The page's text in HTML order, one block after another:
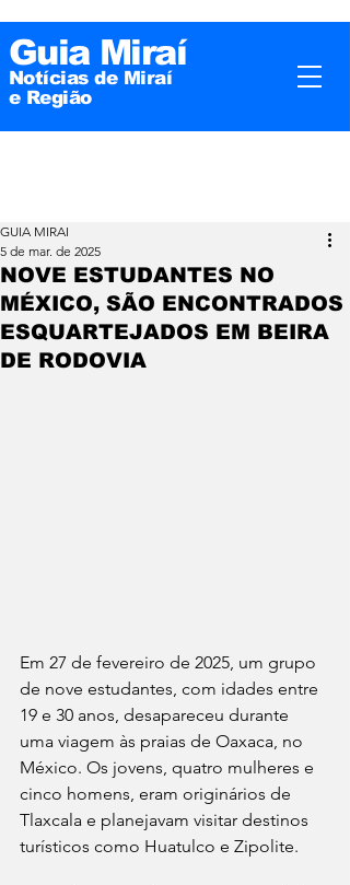
Guia Miraí
Notícias de Miraí
e Região
NOVE ESTUDANTES NO
MÉXICO, SÃO ENCONTRADOS
ESQUARTEJADOS EM BEIRA
DE RODOVIA
GUIA MIRAI
5 de mar. de 2025
Em 27 de fevereiro de 2025, um grupo
de nove estudantes, com idades entre
19 e 30 anos, desapareceu durante
uma viagem às praias de Oaxaca, no
México. Os jovens, quatro mulheres e
cinco homens, eram originários de
Tlaxcala e planejavam visitar destinos
turísticos como Huatulco e Zipolite.